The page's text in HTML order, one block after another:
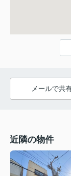
メールで共
近隣の物件